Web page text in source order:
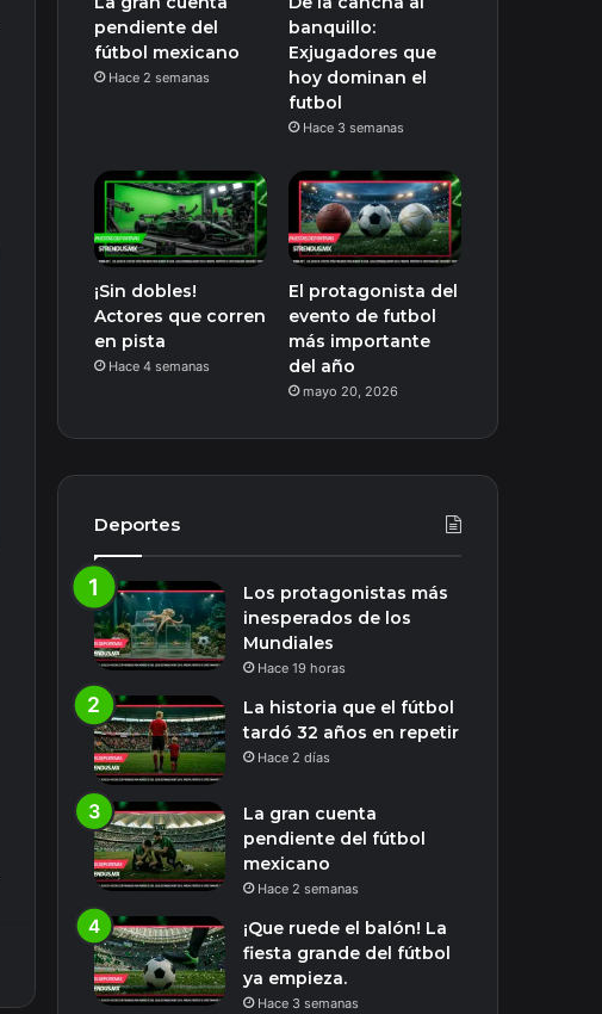
pendiente del
fútbol mexicano
Hace 2 semanas
banquillo:
Exjugadores que
hoy dominan el
futbol
Hace 3 semanas
¡Sin dobles!
Actores que corren
en pista
Hace 4 semanas
El protagonista del
evento de futbol
más importante
del año
mayo 20, 2026
Deportes
Los protagonistas más
inesperados de los
Mundiales
Hace 19 horas
La historia que el fútbol
tardó 32 años en repetir
Hace 2 días
La gran cuenta
pendiente del fútbol
mexicano
Hace 2 semanas
¡Que ruede el balón! La
fiesta grande del fútbol
ya empieza.
Hace 3 semanas